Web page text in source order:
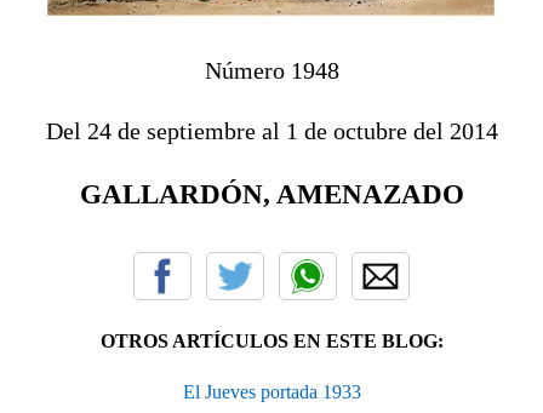
Número 1948
Del 24 de septiembre al 1 de octubre del 2014
GALLARDÓN, AMENAZADO
OTROS ARTÍCULOS EN ESTE BLOG:
El Jueves portada 1933